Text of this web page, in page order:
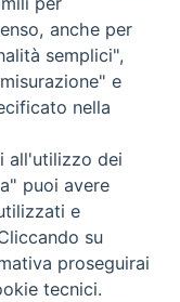
dei docenti
dei docenti
degli studenti
Economici
dell’ISSRM
dei docenti
anche per
semplici",
e
nella
all'utilizzo dei
puoi avere
e
su
proseguirai
tecnici.